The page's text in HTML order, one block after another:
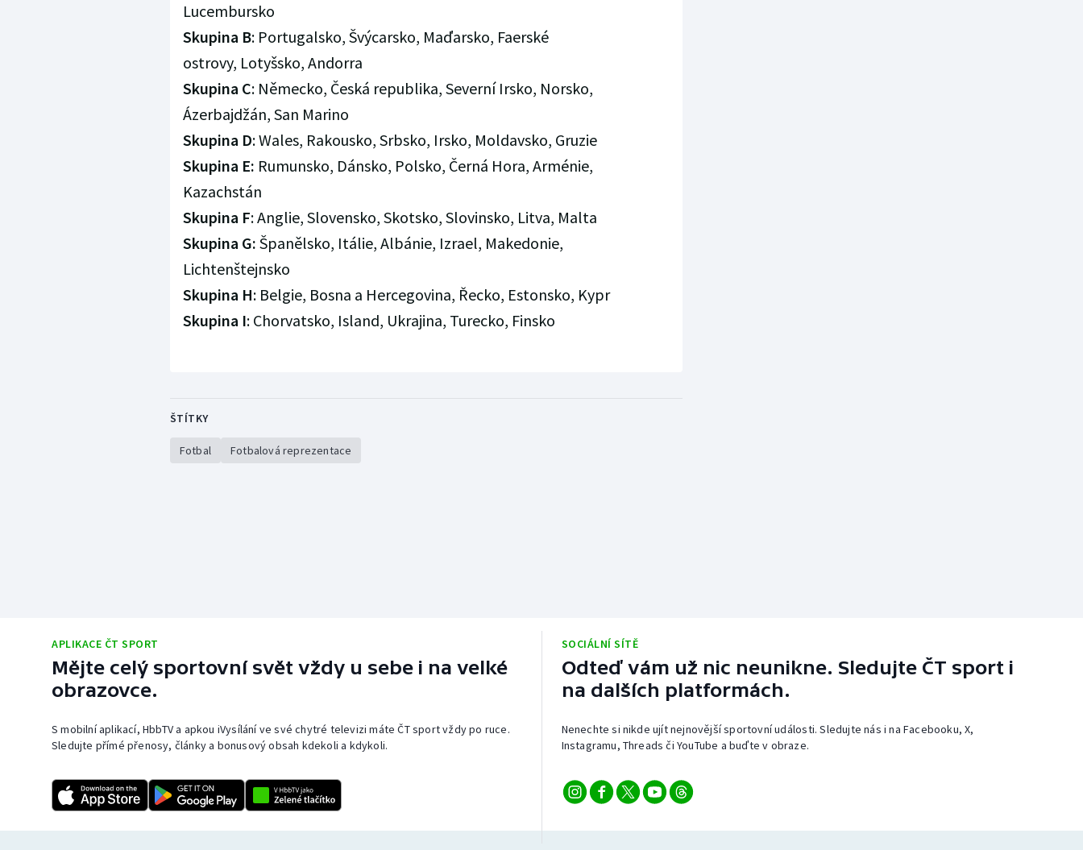
Lucembursko
Skupina B: Portugalsko, Švýcarsko, Maďarsko, Faerské
ostrovy, Lotyšsko, Andorra
Skupina C: Německo, Česká republika, Severní Irsko, Norsko,
Ázerbajdžán, San Marino
Skupina D: Wales, Rakousko, Srbsko, Irsko, Moldavsko, Gruzie
Skupina E: Rumunsko, Dánsko, Polsko, Černá Hora, Arménie,
Kazachstán
Skupina F: Anglie, Slovensko, Skotsko, Slovinsko, Litva, Malta
Skupina G: Španělsko, Itálie, Albánie, Izrael, Makedonie,
Lichtenštejnsko
Skupina H: Belgie, Bosna a Hercegovina, Řecko, Estonsko, Kypr
Skupina I: Chorvatsko, Island, Ukrajina, Turecko, Finsko
ŠTÍTKY
Fotbal Fotbalová reprezentace
APLIKACE ČT SPORT
Mějte celý sportovní svět vždy u sebe i na velké
obrazovce.
S mobilní aplikací, HbbTV a apkou iVysílání ve své chytré televizi máte ČT sport vždy po ruce.
Sledujte přímé přenosy, články a bonusový obsah kdekoli a kdykoli.
SOCIÁLNÍ SÍTĚ
Odteď vám už nic neunikne. Sledujte ČT sport i
na dalších platformách.
Nenechte si nikde ujít nejnovější sportovní události. Sledujte nás i na Facebooku, X,
Instagramu, Threads či YouTube a buďte v obraze.